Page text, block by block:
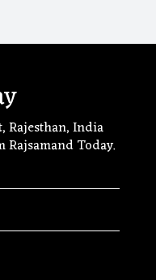
Rajesthan, India
Rajsamand Today.